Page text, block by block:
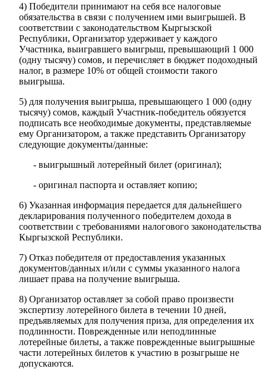
4) Победители принимают на себя все налоговые
обязательства в связи с получением ими выигрышей. В
соответствии с законодательством Кыргызской
Республики, Организатор удерживает у каждого
Участника, выигравшего выигрыш, превышающий 1 000
(одну тысячу) сомов, и перечисляет в бюджет подоходный
налог, в размере 10% от общей стоимости такого
выигрыша.
5) для получения выигрыша, превышающего 1 000 (одну
тысячу) сомов, каждый Участник-победитель обязуется
подписать все необходимые документы, представляемые
ему Организатором, а также представить Организатору
следующие документы/данные:
- выигрышный лотерейный билет (оригинал);
- оригинал паспорта и оставляет копию;
6) Указанная информация передается для дальнейшего
декларирования полученного победителем дохода в
соответствии с требованиями налогового законодательства
Кыргызской Республики.
7) Отказ победителя от предоставления указанных
документов/данных и/или с суммы указанного налога
лишает права на получение выигрыша.
8) Организатор оставляет за собой право произвести
экспертизу лотерейного билета в течении 10 дней,
предъявляемых для получения приза, для определения их
подлинности. Поврежденные или неподлинные
лотерейные билеты, а также поврежденные выигрышные
части лотерейных билетов к участию в розыгрыше не
допускаются.